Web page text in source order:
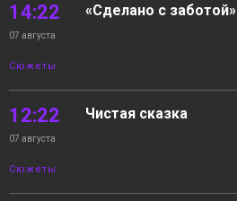
14:22
07 августа
Сюжеты
«Сделано с заботой»
12:22
07 августа
Сюжеты
Чистая сказка